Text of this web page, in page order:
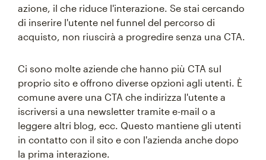
azione, il che riduce l'interazione. Se stai cercando
di inserire l'utente nel funnel del percorso di
acquisto, non riuscirà a progredire senza una CTA.
Ci sono molte aziende che hanno più CTA sul
proprio sito e offrono diverse opzioni agli utenti. È
comune avere una CTA che indirizza l'utente a
iscriversi a una newsletter tramite e-mail o a
leggere altri blog, ecc. Questo mantiene gli utenti
in contatto con il sito e con l'azienda anche dopo
la prima interazione.